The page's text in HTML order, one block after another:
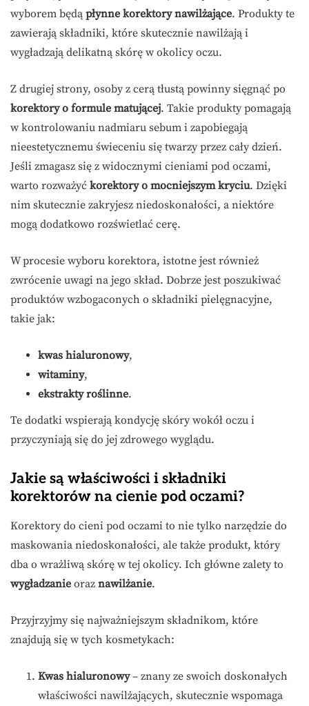
wyborem będą płynne korektory nawilżające. Produkty te
zawierają składniki, które skutecznie nawilżają i
wygładzają delikatną skórę w okolicy oczu.
Z drugiej strony, osoby z cerą tłustą powinny sięgnąć po
korektory o formule matującej. Takie produkty pomagają
w kontrolowaniu nadmiaru sebum i zapobiegają
nieestetycznemu świeceniu się twarzy przez cały dzień.
Jeśli zmagasz się z widocznymi cieniami pod oczami,
warto rozważyć korektory o mocniejszym kryciu. Dzięki
nim skutecznie zakryjesz niedoskonałości, a niektóre
mogą dodatkowo rozświetlać cerę.
W procesie wyboru korektora, istotne jest również
zwrócenie uwagi na jego skład. Dobrze jest poszukiwać
produktów wzbogaconych o składniki pielęgnacyjne,
takie jak:
kwas hialuronowy,
witaminy,
ekstrakty roślinne.
Te dodatki wspierają kondycję skóry wokół oczu i
przyczyniają się do jej zdrowego wyglądu.
Jakie są właściwości i składniki
korektorów na cienie pod oczami?
Korektory do cieni pod oczami to nie tylko narzędzie do
maskowania niedoskonałości, ale także produkt, który
dba o wrażliwą skórę w tej okolicy. Ich główne zalety to
wygładzanie oraz nawilżanie.
Przyjrzyjmy się najważniejszym składnikom, które
znajdują się w tych kosmetykach:
Kwas hialuronowy– znany ze swoich doskonałych
właściwości nawilżających, skutecznie wspomaga